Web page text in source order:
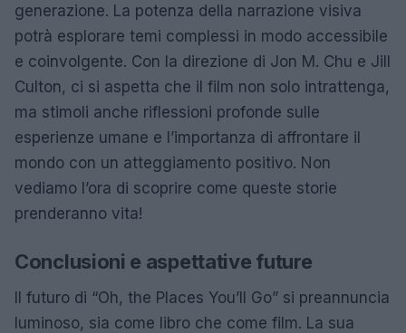
generazione. La potenza della narrazione visiva
potrà esplorare temi complessi in modo accessibile
e coinvolgente. Con la direzione di Jon M. Chu e Jill
Culton, ci si aspetta che il film non solo intrattenga,
ma stimoli anche riflessioni profonde sulle
esperienze umane e l’importanza di affrontare il
mondo con un atteggiamento positivo. Non
vediamo l’ora di scoprire come queste storie
prenderanno vita!
Conclusioni e aspettative future
Il futuro di “Oh, the Places You’ll Go” si preannuncia
luminoso, sia come libro che come film. La sua